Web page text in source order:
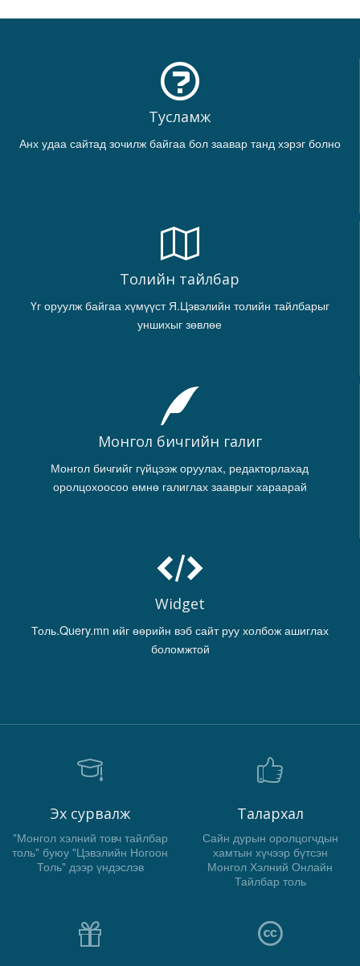
Тусламж
Анх удаа сайтад зочилж байгаа бол заавар танд хэрэг болно
Толийн тайлбар
Үг оруулж байгаа хүмүүст Я.Цэвэлийн толийн тайлбарыг
уншихыг зөвлөе
Монгол бичгийн галиг
Монгол бичгийг гүйцээж оруулах, редакторлахад
оролцохоосоо өмнө галиглах зааврыг хараарай
Widget
Толь.Query.mn ийг өөрийн вэб сайт руу холбож ашиглах
боломжтой
Эх сурвалж
"Монгол хэлний товч тайлбар
толь" буюу "Цэвэлийн Ногоон
Толь" дээр үндэслэв
Талархал
Сайн дурын оролцогчдын
хамтын хүчээр бүтсэн
Монгол Хэлний Онлайн
Тайлбар толь